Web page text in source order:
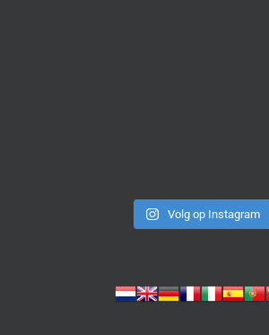
Volg op Instagram